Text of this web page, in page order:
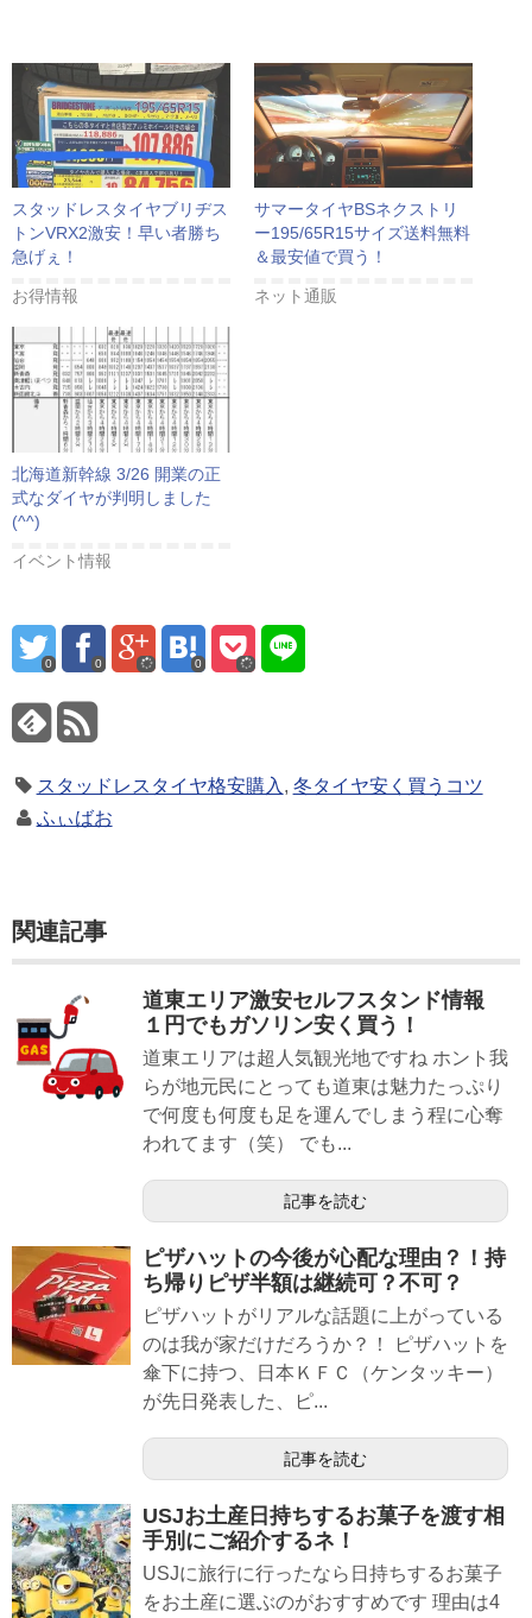
スタッドレスタイヤブリヂス
トンVRX2激安！早い者勝ち
急げぇ！
お得情報
サマータイヤBSネクストリ
ー195/65R15サイズ送料無料
＆最安値で買う！
ネット通販
北海道新幹線 3/26 開業の正
式なダイヤが判明しました
(^^)
イベント情報
0 0 0
スタッドレスタイヤ格安購入 , 冬タイヤ安く買うコツ
ふぃばお
関連記事
道東エリア激安セルフスタンド情報
１円でもガソリン安く買う！
道東エリアは超人気観光地ですね ホント我
らが地元民にとっても道東は魅力たっぷり
で何度も何度も足を運んでしまう程に心奪
われてます（笑） でも...
記事を読む
ピザハットの今後が心配な理由？！持
ち帰りピザ半額は継続可？不可？
ピザハットがリアルな話題に上がっている
のは我が家だけだろうか？！ ピザハットを
傘下に持つ、日本ＫＦＣ（ケンタッキー）
が先日発表した、ピ...
記事を読む
USJお土産日持ちするお菓子を渡す相
手別にご紹介するネ！
USJに旅行に行ったなら日持ちするお菓子
をお土産に選ぶのがおすすめです 理由は4